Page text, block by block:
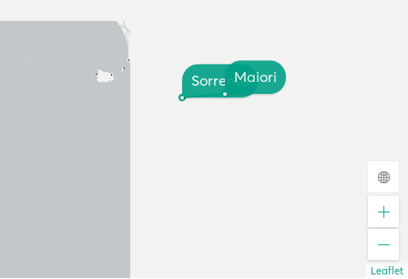
SorrentoMaiori
Leaflet